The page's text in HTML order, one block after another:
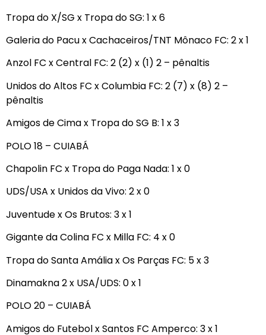
Tropa do X/SG x Tropa do SG: 1 x 6
Galeria do Pacu x Cachaceiros/TNT Mônaco FC: 2 x 1
Anzol FC x Central FC: 2 (2) x (1) 2 – pênaltis
Unidos do Altos FC x Columbia FC: 2 (7) x (8) 2 –
pênaltis
Amigos de Cima x Tropa do SG B: 1 x 3
POLO 18 – CUIABÁ
Chapolin FC x Tropa do Paga Nada: 1 x 0
UDS/USA x Unidos da Vivo: 2 x 0
Juventude x Os Brutos: 3 x 1
Gigante da Colina FC x Milla FC: 4 x 0
Tropa do Santa Amália x Os Parças FC: 5 x 3
Dinamakna 2 x USA/UDS: 0 x 1
POLO 20 – CUIABÁ
Amigos do Futebol x Santos FC Amperco: 3 x 1